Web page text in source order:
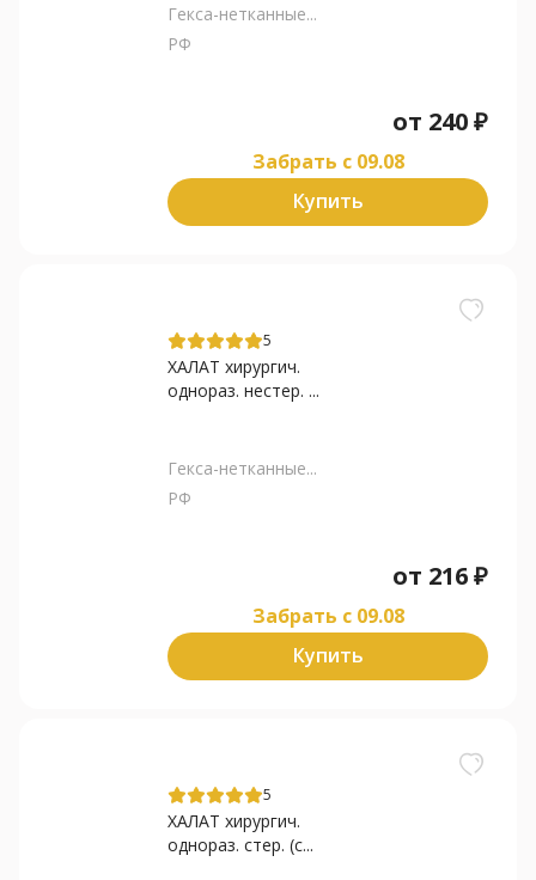
Гекса-нетканные...
РФ
от 240₽
Забрать c 09.08
Купить
5
ХАЛАТ хирургич.
однораз. нестер. ...
Гекса-нетканные...
РФ
от 216₽
Забрать c 09.08
Купить
5
ХАЛАТ хирургич.
однораз. стер. (с...